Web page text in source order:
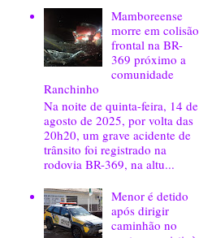
Mamboreense
morre em colisão
frontal na BR-
369 próximo a
comunidade
Ranchinho
Na noite de quinta-feira, 14 de
agosto de 2025, por volta das
20h20, um grave acidente de
trânsito foi registrado na
rodovia BR-369, na altu...
Menor é detido
após dirigir
caminhão no